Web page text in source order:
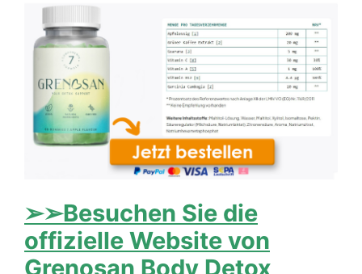
➢➢Besuchen Sie die
offizielle Website von
Grenosan Body Detox